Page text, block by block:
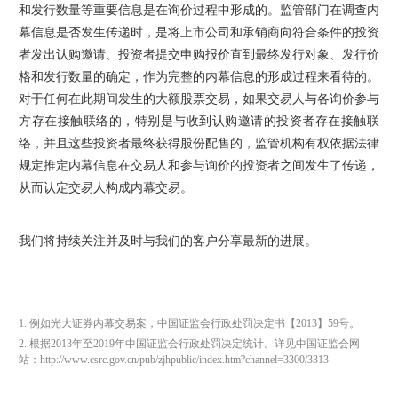
和发行数量等重要信息是在询价过程中形成的。监管部门在调查内
幕信息是否发生传递时，是将上市公司和承销商向符合条件的投资
者发出认购邀请、投资者提交申购报价直到最终发行对象、发行价
格和发行数量的确定，作为完整的内幕信息的形成过程来看待的。
对于任何在此期间发生的大额股票交易，如果交易人与各询价参与
方存在接触联络的，特别是与收到认购邀请的投资者存在接触联
络，并且这些投资者最终获得股份配售的，监管机构有权依据法律
规定推定内幕信息在交易人和参与询价的投资者之间发生了传递，
从而认定交易人构成内幕交易。
我们将持续关注并及时与我们的客户分享最新的进展。
1. 例如光大证券内幕交易案，中国证监会行政处罚决定书【2013】59号。
2. 根据2013年至2019年中国证监会行政处罚决定统计。详见中国证监会网
站：http://www.csrc.gov.cn/pub/zjhpublic/index.htm?channel=3300/3313